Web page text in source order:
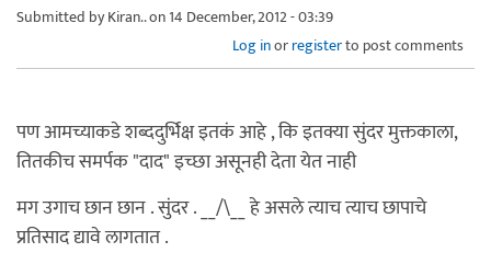
Submitted byKiran..on 14 December, 2012 - 03:39
Log inorregisterto post comments
पण आमच्याकडे शब्ददुर्भिक्ष इतकं आहे , कि इतक्या सुंदर मुक्तकाला,
तितकीच समर्पक "दाद" इच्छा असूनही देता येत नाही
मग उगाच छान छान . सुंदर . __/\__ हे असले त्याच त्याच छापाचे
प्रतिसाद द्यावे लागतात .